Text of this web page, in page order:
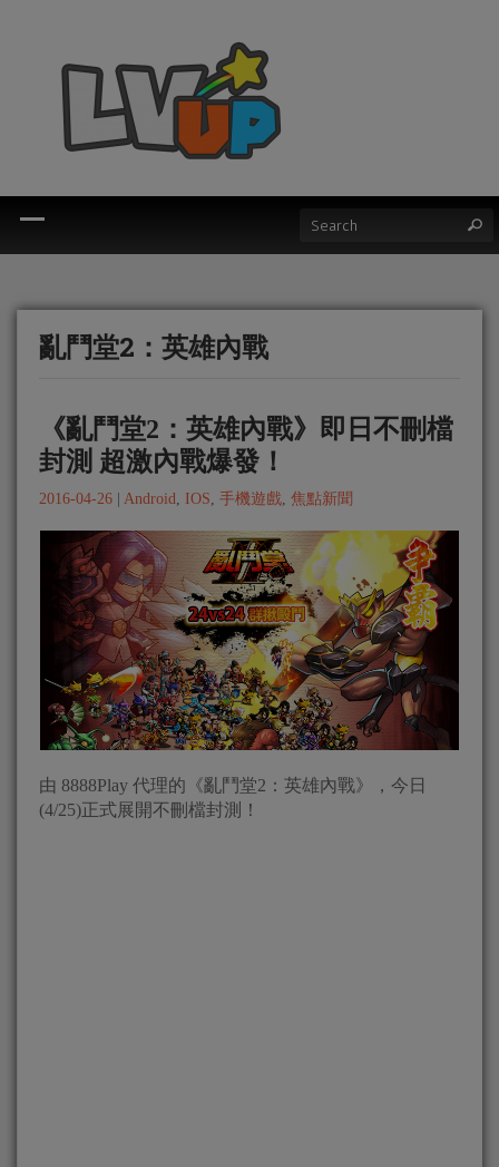
亂鬥堂2：英雄內戰
《亂鬥堂2：英雄內戰》即日不刪檔
封測 超激內戰爆發！
2016-04-26 Android, IOS, 手機遊戲, 焦點新聞
由 8888Play 代理的《亂鬥堂2：英雄內戰》，今日
(4/25)正式展開不刪檔封測！